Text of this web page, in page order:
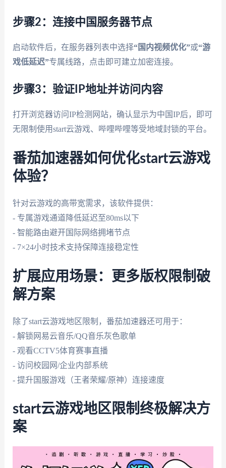
步骤2：连接中国服务器节点
启动软件后，在服务器列表中选择“国内视频优化”或“游
戏低延迟”专属线路，点击即可建立加密连接。
步骤3：验证IP地址并访问内容
打开浏览器访问IP检测网站，确认显示为中国IP后，即可
无限制使用start云游戏、哔哩哔哩等受地域封锁的平台。
番茄加速器如何优化start云游戏
体验？
针对云游戏的高带宽需求，该软件提供：
- 专属游戏通道降低延迟至80ms以下
- 智能路由避开国际网络拥堵节点
- 7×24小时技术支持保障连接稳定性
扩展应用场景：更多版权限制破
解方案
除了start云游戏地区限制，番茄加速器还可用于：
- 解锁网易云音乐/QQ音乐灰色歌单
- 观看CCTV5体育赛事直播
- 访问校园网/企业内部系统
- 提升国服游戏（王者荣耀/原神）连接速度
start云游戏地区限制终极解决方
案